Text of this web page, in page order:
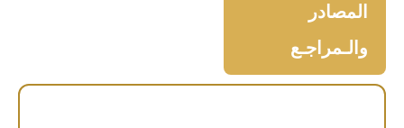
المصادر
والـمراجـع